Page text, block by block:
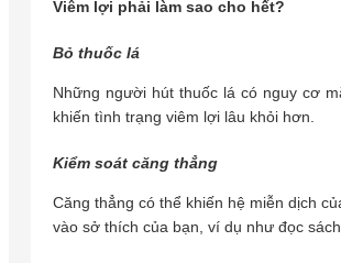
Viêm lợi phải làm sao cho hết?
Bỏ thuốc lá
Những người hút thuốc lá có nguy cơ
khiến tình trạng viêm lợi lâu khỏi hơn.
Kiểm soát căng thẳng
Căng thẳng có thể khiến hệ miễn dịch
vào sở thích của bạn, ví dụ như đọc